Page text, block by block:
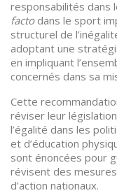
responsabilités dans
factodans le sport
structurel de
adoptant une
en impliquant
concernés dans sa
Cette
réviser leur
l’égalité dans les
et d’éducation
sont énoncées pour
révisent des
d’action nationaux.